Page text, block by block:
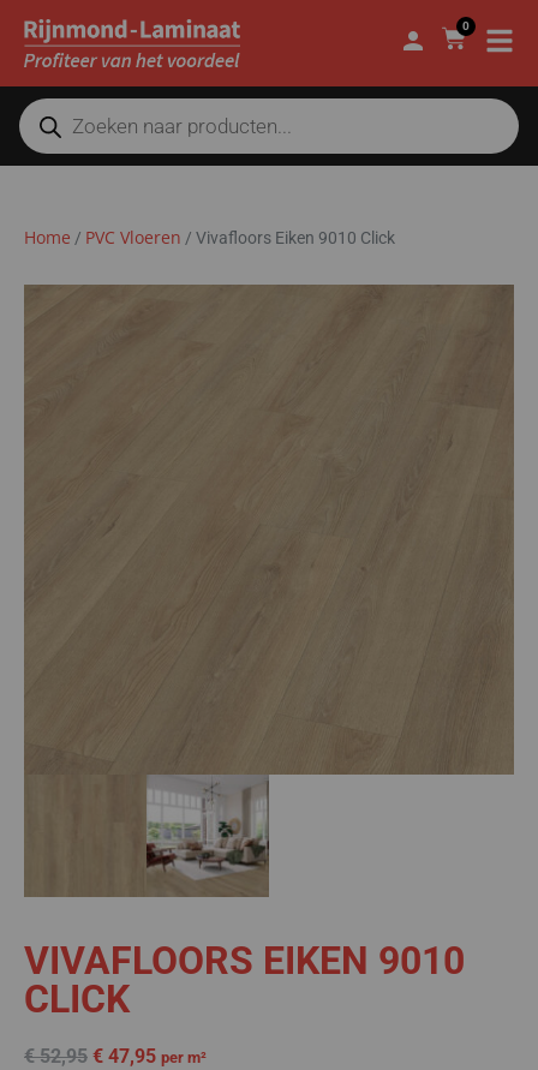
0
Home / PVC Vloeren / Vivafloors Eiken 9010 Click
VIVAFLOORS EIKEN 9010
CLICK
€52,95 € 47,95 per m²